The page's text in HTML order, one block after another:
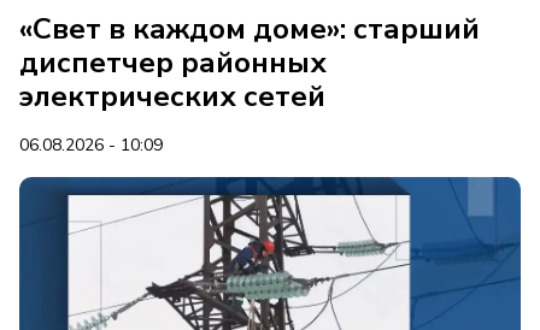
«Свет в каждом доме»: старший
диспетчер районных
электрических сетей
06.08.2026 - 10:09